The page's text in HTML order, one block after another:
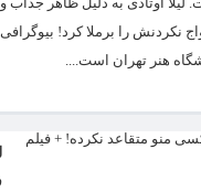
هنر تهران است....